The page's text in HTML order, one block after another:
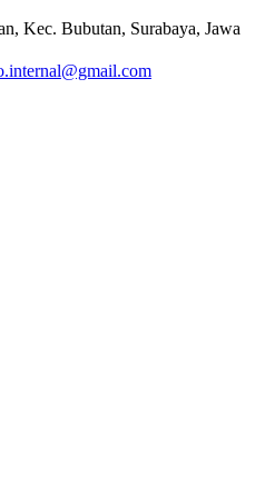
Kec. Bubutan, Surabaya, Jawa